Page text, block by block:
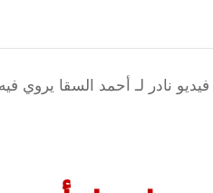
فيديو نادر لـ أحمد السقا يروي